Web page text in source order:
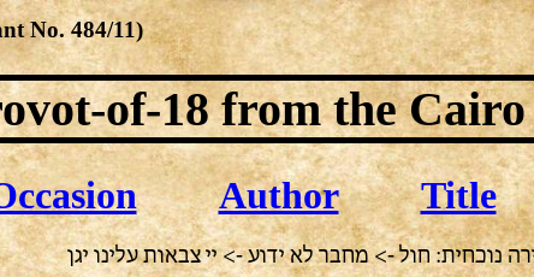
of-18from the Cairo
Author Title
נוכחית: חול -> מחבר לא ידוע -> יי צבאות עלינו יגן
No. 484/11)